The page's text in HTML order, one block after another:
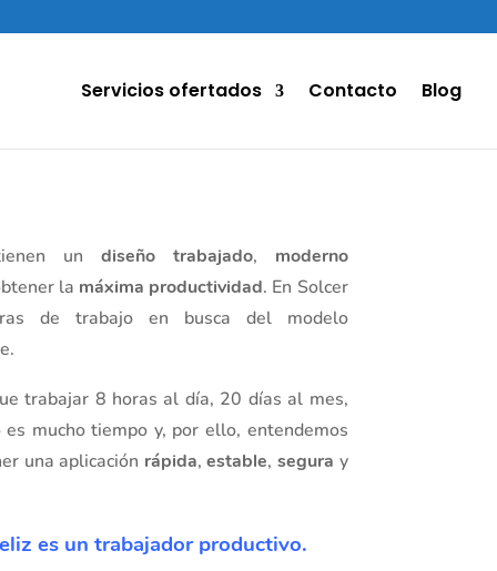
Servicios ofertados Contacto Blog
un diseño trabajado, moderno
la máxima productividad. En Solcer
de trabajo en busca del modelo
trabajar 8 horas al día, 20 días al mes,
mucho tiempo y, por ello, entendemos
una aplicación rápida,estable, segura y
es un trabajador productivo.